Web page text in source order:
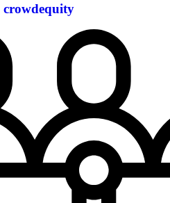
crowdequity